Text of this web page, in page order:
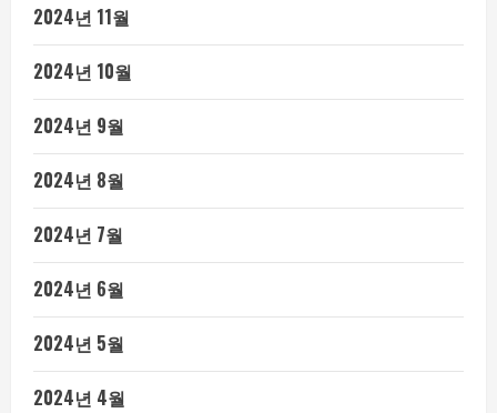
2024년 11월
2024년 10월
2024년 9월
2024년 8월
2024년 7월
2024년 6월
2024년 5월
2024년 4월